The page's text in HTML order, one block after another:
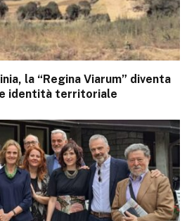
la “Regina Viarum” diventa
identità territoriale